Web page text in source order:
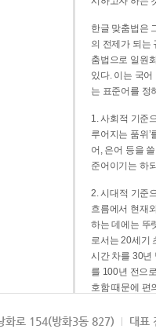
한글 맞춤법은
의 전제가 되는
춤법으로 일원
있다. 이는 국
는 표준어를 정
1. 사회적 기준
루어지는 품위
어, 은어 등을
준어이기는 하
2. 시대적 기준
흐름에서 현재
하는 데에는 뚜
로서는 20세기
시간 차를 30년
를 100년 전으
호함 때문에 편
3. 지역적 기준
화로 154(방화3동 827) 대표